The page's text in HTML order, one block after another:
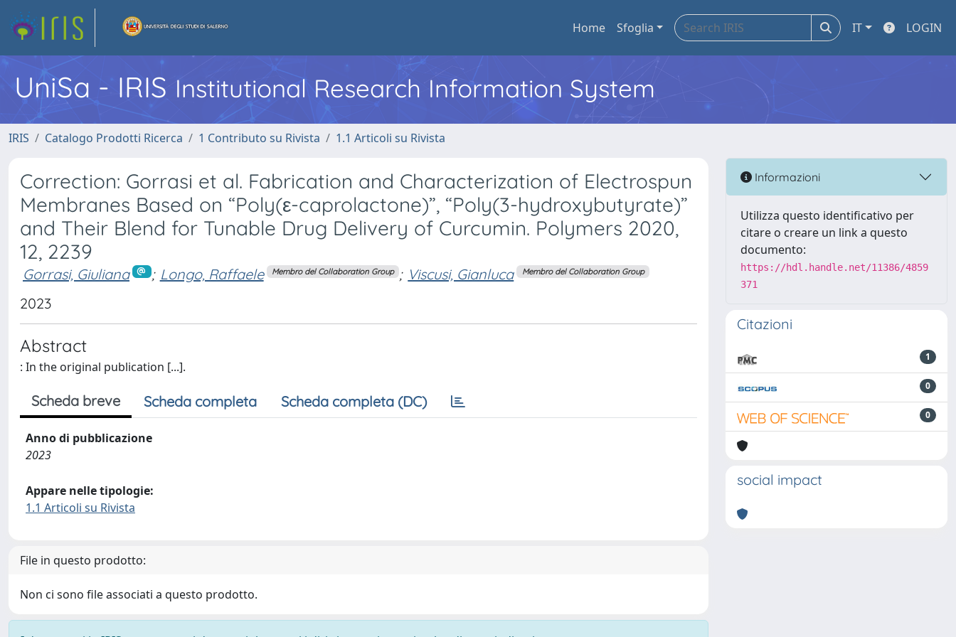
Home Sfoglia IT LOGIN
UniSa - IRIS Institutional Research Information System
IRIS Catalogo Prodotti Ricerca 1 Contributo su Rivista 1.1 Articoli su Rivista
Correction: Gorrasi et al. Fabrication and Characterization of Electrospun
Membranes Based on “Poly(ε-caprolactone)”, “Poly(3-hydroxybutyrate)”
and Their Blend for Tunable Drug Delivery of Curcumin. Polymers 2020,
12, 2239
Gorrasi, Giuliana ; Longo, Raffaele Membro del Collaboration Group ; Viscusi, Gianluca Membro del Collaboration Group
2023
Abstract
: In the original publication [...].
Scheda breve Scheda completa Scheda completa (DC)
Anno di pubblicazione
2023
Appare nelle tipologie:
1.1 Articoli su Rivista
File in questo prodotto:
Non ci sono file associati a questo prodotto.
Informazioni
Utilizza questo identificativo per
citare o creare un link a questo
documento:
https://hdl.handle.net/11386/4859
371
Citazioni
1
0
0
social impact